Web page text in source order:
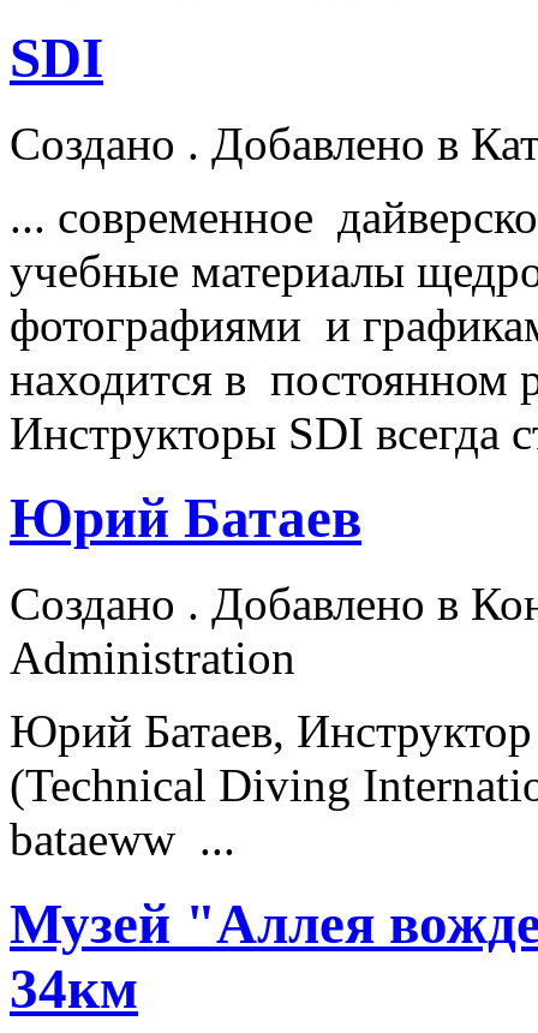
SDI
Создано . Добавлено в
... современное
учебные материалы
фотографиями и
находится в постоянном
Инструкторы SDI всегда
Юрий Батаев
Создано . Добавлено в
Administration
Юрий Батаев, Инструктор
(Technical Diving
bataeww ...
Музей "Аллея
34км